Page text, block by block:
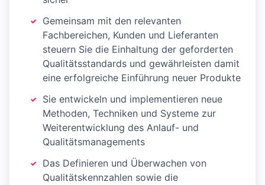
Gemeinsam mit den relevanten
Fachbereichen, Kunden und Lieferanten
steuern Sie die Einhaltung der geforderten
Qualitätsstandards und gewährleisten damit
eine erfolgreiche Einführung neuer Produkte
Sie entwickeln und implementieren neue
Methoden, Techniken und Systeme zur
Weiterentwicklung des Anlauf- und
Qualitätsmanagements
Das Definieren und Überwachen von
Qualitätskennzahlen sowie die